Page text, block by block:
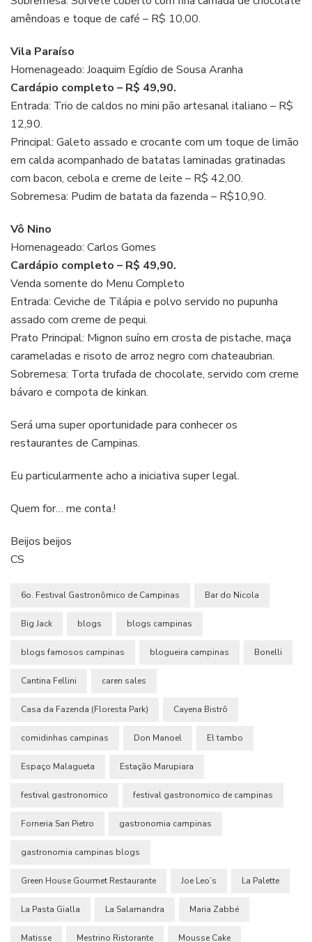
amêndoas e toque de café – R$ 10,00.
Vila Paraíso
Homenageado: Joaquim Egídio de Sousa Aranha
Cardápio completo – R$ 49,90.
Entrada: Trio de caldos no mini pão artesanal italiano – R$
12,90.
Principal: Galeto assado e crocante com um toque de limão
em calda acompanhado de batatas laminadas gratinadas
com bacon, cebola e creme de leite – R$ 42,00.
Sobremesa: Pudim de batata da fazenda – R$10,90.
Vô Nino
Homenageado: Carlos Gomes
Cardápio completo – R$ 49,90.
Venda somente do Menu Completo
Entrada: Ceviche de Tilápia e polvo servido no pupunha
assado com creme de pequi.
Prato Principal: Mignon suíno em crosta de pistache, maça
carameladas e risoto de arroz negro com chateaubrian.
Sobremesa: Torta trufada de chocolate, servido com creme
bávaro e compota de kinkan.
Será uma super oportunidade para conhecer os
restaurantes de Campinas.
Eu particularmente acho a iniciativa super legal.
Quem for… me conta.!
Beijos beijos
CS
6o. Festival Gastronômico de Campinas Bar do Nicola
Big Jack blogs blogs campinas
blogs famosos campinas blogueira campinas Bonelli
Cantina Fellini caren sales
Casa da Fazenda (Floresta Park) Cayena Bistrô
comidinhas campinas Don Manoel El tambo
Espaço Malagueta Estação Marupiara
festival gastronomico festival gastronomico de campinas
Forneria San Pietro gastronomia campinas
gastronomia campinas blogs
Green House Gourmet Restaurante Joe Leo’s La Palette
La Pasta Gialla La Salamandra Maria Zabbé
Matisse Mestrino Ristorante Mousse Cake